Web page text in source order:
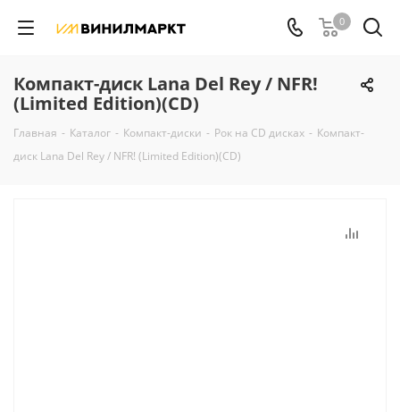
0
Компакт-диск Lana Del Rey / NFR!
(Limited Edition)(CD)
Главная - Каталог - Компакт-диски - Рок на CD дисках - Компакт-
диск Lana Del Rey / NFR! (Limited Edition)(CD)